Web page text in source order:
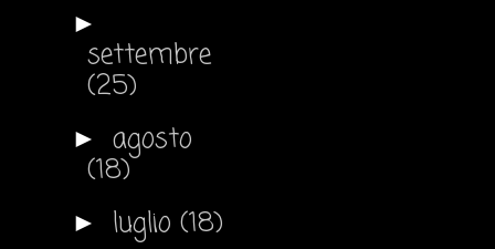
►
settembre
(25)
► agosto
(18)
► luglio (18)